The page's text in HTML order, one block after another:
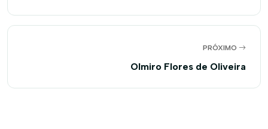
PRÓXIMO
Olmiro Flores de Oliveira